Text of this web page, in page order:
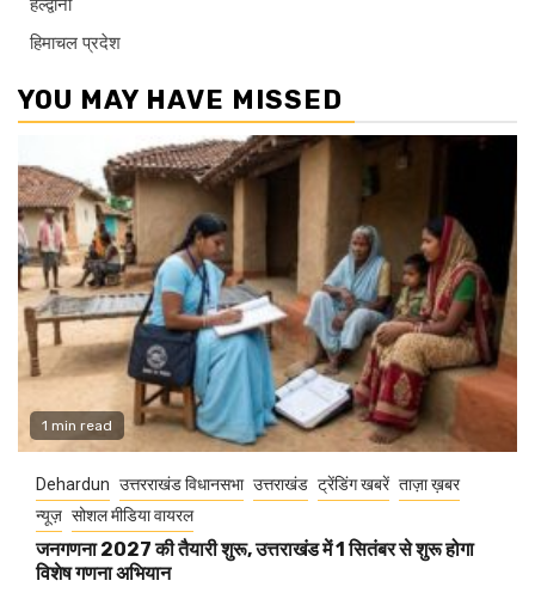
हल्द्वानी
हिमाचल प्रदेश
YOU MAY HAVE MISSED
1 min read
Dehardun उत्तरराखंड विधानसभा उत्तराखंड ट्रेंडिंग खबरें ताज़ा ख़बर
न्यूज़ सोशल मीडिया वायरल
जनगणना 2027 की तैयारी शुरू, उत्तराखंड में 1 सितंबर से शुरू होगा
विशेष गणना अभियान